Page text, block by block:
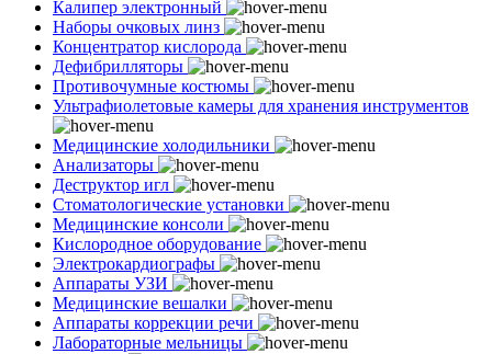
Калипер электронный
Наборы очковых линз
Концентратор кислорода
Дефибрилляторы
Противочумные костюмы
Ультрафиолетовые камеры для хранения инструментов
Медицинские холодильники
Анализаторы
Деструктор игл
Стоматологические установки
Медицинские консоли
Кислородное оборудование
Электрокардиографы
Аппараты УЗИ
Медицинские вешалки
Аппараты коррекции речи
Лабораторные мельницы